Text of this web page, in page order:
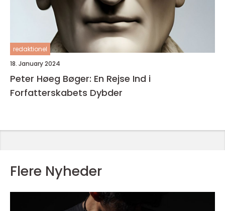
redaktionel
18. January 2024
Peter Høeg Bøger: En Rejse Ind i
Forfatterskabets Dybder
Flere Nyheder